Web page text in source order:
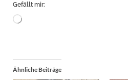
Gefällt mir:
Wird
Ähnliche Beiträge